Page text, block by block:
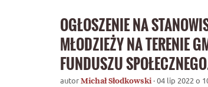
OGŁOSZENIE NA
MŁODZIEŻY NA TERENIE
FUNDUSZU
autorMichał Słodkowski · 04 lip 2022 o